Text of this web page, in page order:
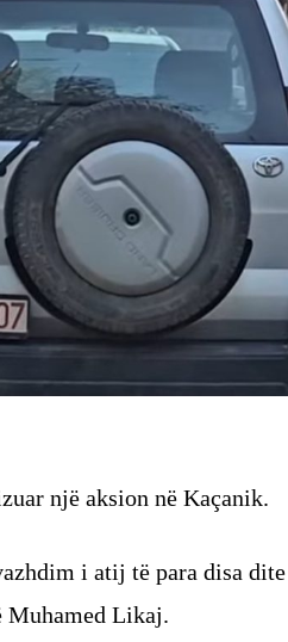
një aksion në Kaçanik.
i atij të para disa
Muhamed Likaj.